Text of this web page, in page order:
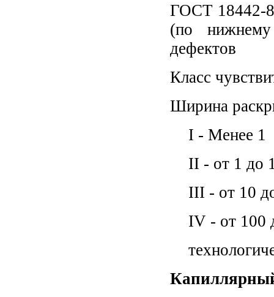
ГОСТ 18442-
(по
дефектов
Класс
Ширина
I - Менее 1
II - от 1 до
III - от 10
IV - от 100